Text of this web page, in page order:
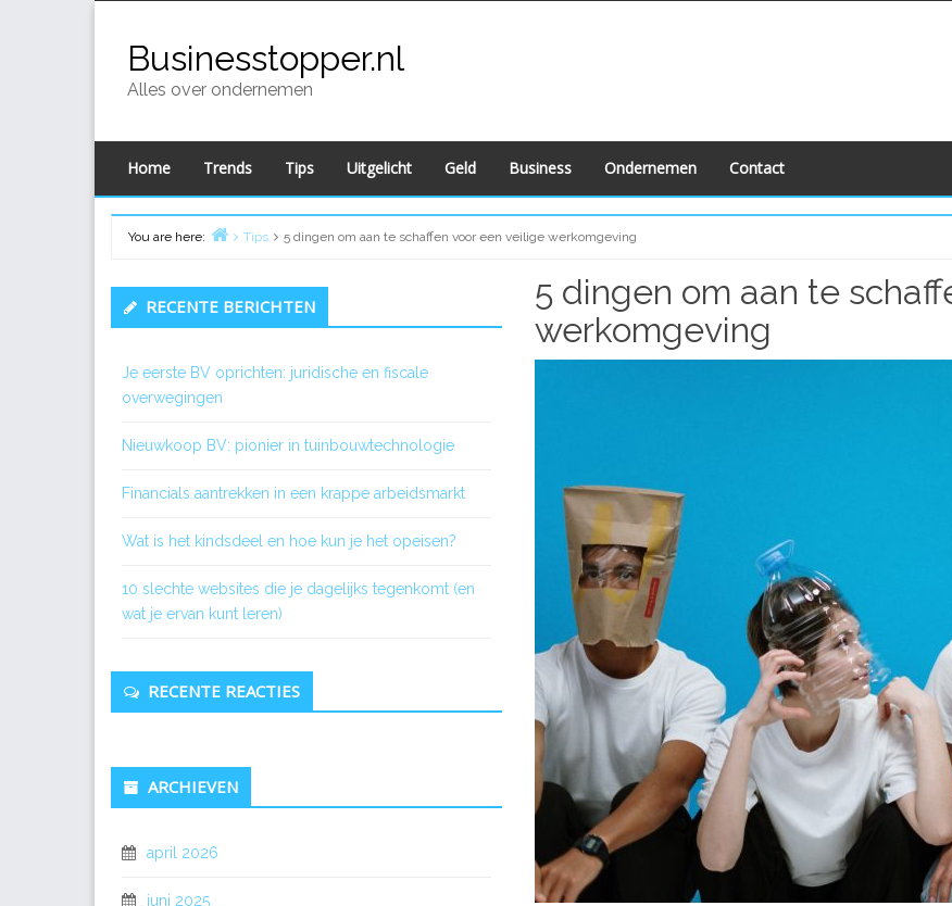
contentBusinesstopper.nl
Alles over ondernemen
Home Trends Tips Uitgelicht Geld Business Ondernemen Contact
You are here:
Tips 5 dingen om aan te schaffen voor een veilige werkomgeving
Primary
Sidebar
RECENTE BERICHTEN
Je eerste BV oprichten: juridische en fiscale
overwegingen
Nieuwkoop BV: pionier in tuinbouwtechnologie
Financials aantrekken in een krappe arbeidsmarkt
Wat is het kindsdeel en hoe kun je het opeisen?
10 slechte websites die je dagelijks tegenkomt (en
wat je ervan kunt leren)
RECENTE REACTIES
ARCHIEVEN
april 2026
juni 2025
5 dingen om aan te
werkomgeving